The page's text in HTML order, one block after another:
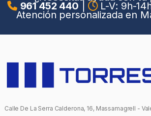
961 452 440 L-V: 9h-
Atención personalizada en
Calle De La Serra Calderona, 16, Massamagrell -